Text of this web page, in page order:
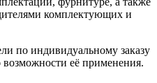
комплектующих и
по индивидуальному заказу
её применения.